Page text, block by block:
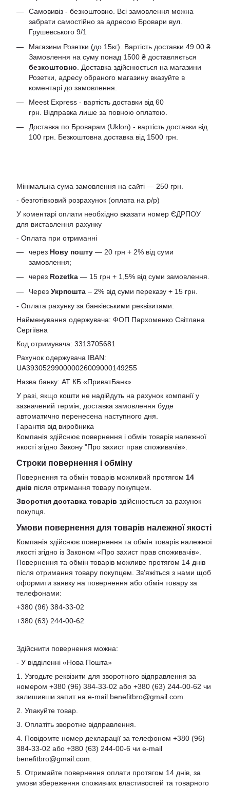
Самовивіз - безкоштовно. Всі замовлення можна
забрати самостійно за адресою Бровари вул.
Грушевського 9/1
Магазини Розетки (до 15кг). Вартість доставки 49.00 ₴.
Замовлення на суму понад 1500 ₴ доставляється
безкоштовно . Доставка здійснюється на магазини
Розетки, адресу обраного магазину вказуйте в
коментарі до замовлення.
Meest Express - вартість доставки від 60
грн. Відправка лише за повною оплатою.
Доставка по Броварам (Uklon) - вартість доставки від
100 грн. Безкоштовна доставка від 1500 грн.
Мінімальна сума замовлення на сайті — 250 грн.
- безготівковий розрахунок (оплата на р/р)
У коментарі оплати необхідно вказати номер ЄДРПОУ
для виставлення рахунку
- Оплата при отриманні
через Нову пошту — 20 грн + 2% від суми
замовлення;
через Rozetka — 15 грн + 1,5% від суми замовлення.
Через Укрпошта – 2% від суми переказу + 15 грн.
- Оплата рахунку за банківськими реквізитами:
Найменування одержувача: ФОП Пархоменко Світлана
Сергіївна
Код отримувача: 3313705681
Рахунок одержувача IBAN:
UA393052990000026009000149255
Назва банку: АТ КБ «ПриватБанк»
У разі, якщо кошти не надійдуть на рахунок компанії у
зазначений термін, доставка замовлення буде
автоматично перенесена наступного дня.
Гарантія від виробника
Компанія здійснює повернення і обмін товарів належної
якості згідно Закону "Про захист прав споживачів»
Строки повернення і обміну
Повернення та обмін товарів можливий протягом 14
днів після отримання товару покупцем.
Зворотня доставка товарів здійснюється за рахунок
покупця.
Умови повернення для товарів належної якості
Компанія здійснює повернення та обмін товарів належної
якості згідно із Законом «Про захист прав споживачів».
Повернення та обмін товарів можливе протягом 14 днів
після отримання товару покупцем. Зв'яжіться з нами щоб
оформити заявку на повернення або обмін товару за
телефонами:
+380 (96) 384-33-02
+380 (63) 244-00-62
Здійснити повернення можна:
- У відділенні «Нова Пошта»
1. Узгодьте реквізити для зворотного відправлення за
номером +380 (96) 384-33-02 або +380 (63) 244-00-62 чи
залишивши запит на e-mail benefitbro@gmail.com
2. Упакуйте товар.
3. Оплатіть зворотне відправлення.
4. Повідомте номер декларації за телефоном +380 (96)
384-33-02 або +380 (63) 244-00-6 чи e-mail
benefitbro@gmail.com
5. Отримайте повернення оплати протягом 14 днів, за
умови збереження споживчих властивостей та товарного